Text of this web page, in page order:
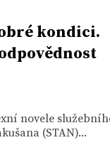
kondici.
novele
(STAN)...